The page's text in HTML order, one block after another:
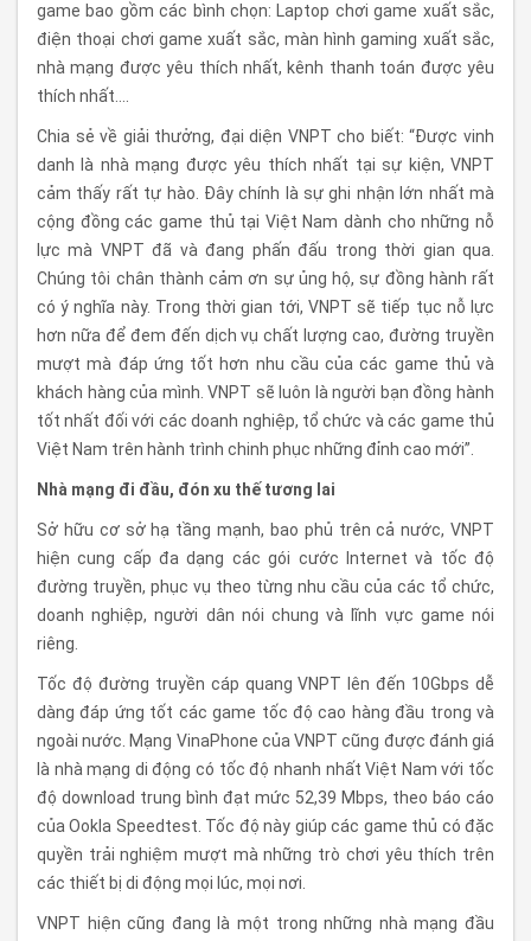
game bao gồm các bình chọn: Laptop chơi game xuất sắc,
điện thoại chơi game xuất sắc, màn hình gaming xuất sắc,
nhà mạng được yêu thích nhất, kênh thanh toán được yêu
thích nhất….
Chia sẻ về giải thưởng, đại diện VNPT cho biết: “Được vinh
danh là nhà mạng được yêu thích nhất tại sự kiện, VNPT
cảm thấy rất tự hào. Đây chính là sự ghi nhận lớn nhất mà
cộng đồng các game thủ tại Việt Nam dành cho những nỗ
lực mà VNPT đã và đang phấn đấu trong thời gian qua.
Chúng tôi chân thành cảm ơn sự ủng hộ, sự đồng hành rất
có ý nghĩa này. Trong thời gian tới, VNPT sẽ tiếp tục nỗ lực
hơn nữa để đem đến dịch vụ chất lượng cao, đường truyền
mượt mà đáp ứng tốt hơn nhu cầu của các game thủ và
khách hàng của mình. VNPT sẽ luôn là người bạn đồng hành
tốt nhất đối với các doanh nghiệp, tổ chức và các game thủ
Việt Nam trên hành trình chinh phục những đỉnh cao mới”.
Nhà mạng đi đầu, đón xu thế tương lai
Sở hữu cơ sở hạ tầng mạnh, bao phủ trên cả nước, VNPT
hiện cung cấp đa dạng các gói cước Internet và tốc độ
đường truyền, phục vụ theo từng nhu cầu của các tổ chức,
doanh nghiệp, người dân nói chung và lĩnh vực game nói
riêng.
Tốc độ đường truyền cáp quang VNPT lên đến 10Gbps dễ
dàng đáp ứng tốt các game tốc độ cao hàng đầu trong và
ngoài nước. Mạng VinaPhone của VNPT cũng được đánh giá
là nhà mạng di động có tốc độ nhanh nhất Việt Nam với tốc
độ download trung bình đạt mức 52,39 Mbps, theo báo cáo
của Ookla Speedtest. Tốc độ này giúp các game thủ có đặc
quyền trải nghiệm mượt mà những trò chơi yêu thích trên
các thiết bị di động mọi lúc, mọi nơi.
VNPT hiện cũng đang là một trong những nhà mạng đầu